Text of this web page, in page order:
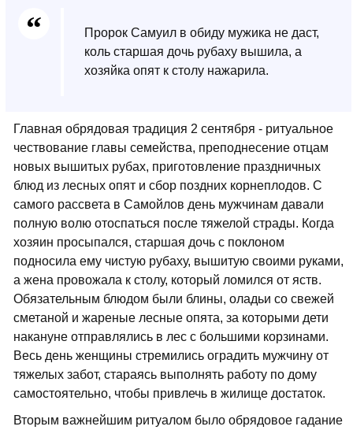
Пророк Самуил в обиду мужика не даст,
коль старшая дочь рубаху вышила, а
хозяйка опят к столу нажарила.
Главная обрядовая традиция 2 сентября - ритуальное
чествование главы семейства, преподнесение отцам
новых вышитых рубах, приготовление праздничных
блюд из лесных опят и сбор поздних корнеплодов. С
самого рассвета в Самойлов день мужчинам давали
полную волю отоспаться после тяжелой страды. Когда
хозяин просыпался, старшая дочь с поклоном
подносила ему чистую рубаху, вышитую своими руками,
а жена провожала к столу, который ломился от яств.
Обязательным блюдом были блины, оладьи со свежей
сметаной и жареные лесные опята, за которыми дети
накануне отправлялись в лес с большими корзинами.
Весь день женщины стремились оградить мужчину от
тяжелых забот, стараясь выполнять работу по дому
самостоятельно, чтобы привлечь в жилище достаток.
Вторым важнейшим ритуалом было обрядовое гадание